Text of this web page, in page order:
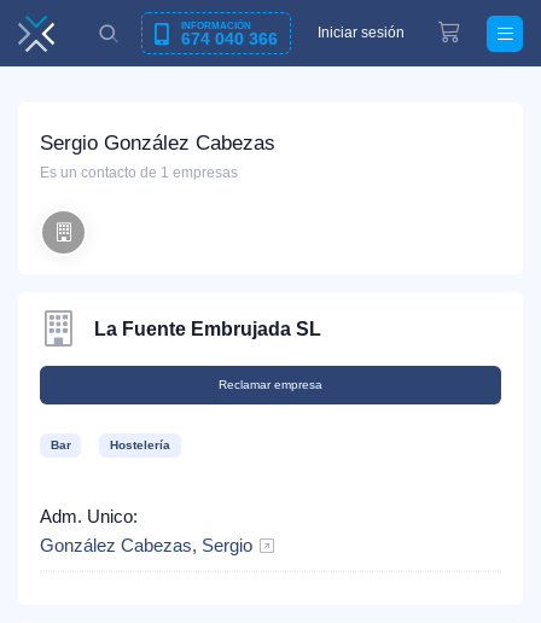
INFORMACIÓN
674 040 366 Iniciar sesión
Sergio González Cabezas
Es un contacto de 1 empresas
La Fuente Embrujada SL
Reclamar empresa
Bar Hostelería
Adm. Unico:
González Cabezas, Sergio